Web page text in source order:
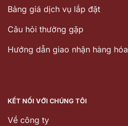
Bảng giá dịch vụ lắp đặt
Câu hỏi thường gặp
Hướng dẫn giao nhận hàng hóa
KẾT NỐI VỚI CHÚNG TÔI
Về công ty